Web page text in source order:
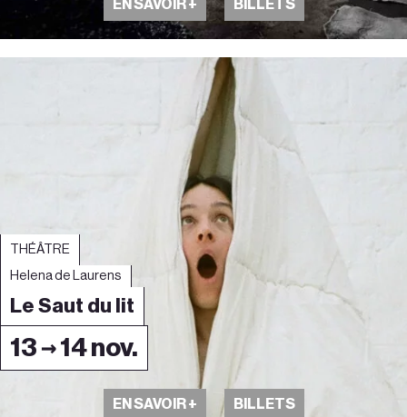
EN SAVOIR + BILLETS
13 → 14 nov.
THÉÂTRE
Helena de Laurens
Le Saut du lit
EN SAVOIR + BILLETS